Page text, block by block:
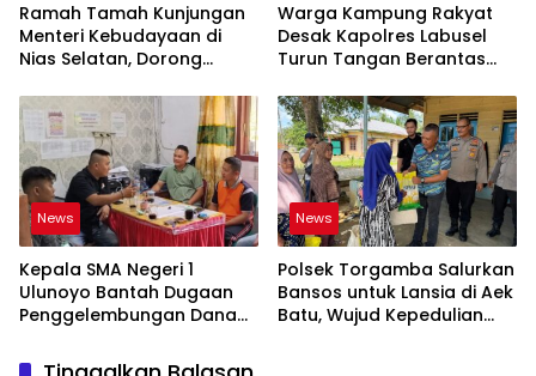
Ramah Tamah Kunjungan
Menteri Kebudayaan di
Nias Selatan, Dorong
Target UNESCO
Warga Kampung Rakyat
Desak Kapolres Labusel
Turun Tangan Berantas
di Perlabian
News
Kepala SMA Negeri 1
Ulunoyo Bantah Dugaan
Penggelembungan Dana
Pemberitaan Tidak Benar
News
Polsek Torgamba Salurkan
Bansos untuk Lansia di Aek
Batu, Wujud Kepedulian